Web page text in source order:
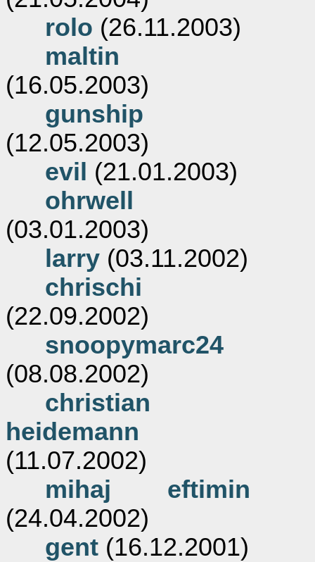
rolo (26.11.2003)
maltin
(16.05.2003)
gunship
(12.05.2003)
evil (21.01.2003)
ohrwell
(03.01.2003)
larry (03.11.2002)
chrischi
(22.09.2002)
snoopymarc24
(08.08.2002)
christian
heidemann
(11.07.2002)
mihaj eftimin
(24.04.2002)
gent (16.12.2001)